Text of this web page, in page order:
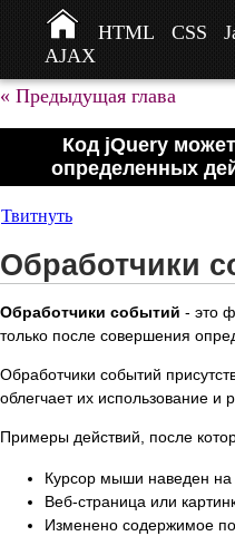
HTML CSS
AJAX
« Предыдущая глава
Код jQuery
определенных
Твитнуть
Обработчики
Обработчики событий - это
только после совершения
Обработчики событий
облегчает их использование и
Примеры действий, после
Курсор мыши наведен на
Веб-страница или
Изменено содержимое